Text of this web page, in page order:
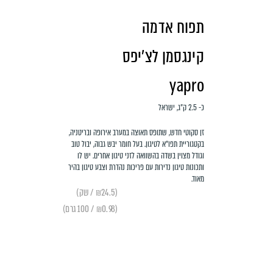
תפוח אדמה
קינגסמן לצ'יפס
yapro
כ- 2.5 ק"ג, ישראל
זן סקוטי חדש, שתופס תאוצה במערב אירופה ובריטניה,
בקטגוריית תפו"א לטיגון. בעל חומר יבש גבוה, יבול טוב
וגודל מצוין בשדה בהשוואה לזני טיגון אחרים. יש לו
ותכונות טיגון נדירות עם פריכות נהדרת וצבע טיגון בהיר
מאוד.
(₪24.5 / שק)
(₪0.98 / 100 גרם)